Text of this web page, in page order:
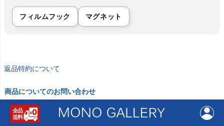
フィルムフック マグネット
返品特約について
商品についてのお問い合わせ